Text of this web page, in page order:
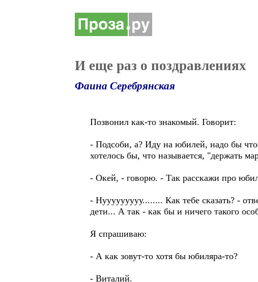
И еще раз о поздравлениях
Фаина Серебрянская
Позвонил как-то знакомый. Говорит:
- Подсоби, а? Иду на юбилей, надо бы
хотелось бы, что называется, "держать
- Окей, - говорю. - Так расскажи про
- Нууууууууу........ Как тебе сказать? -
дети... А так - как бы и ничего такого
Я спрашиваю:
- А как зовут-то хотя бы юбиляра-то?
- Виталий.